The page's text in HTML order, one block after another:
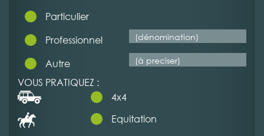
Particulier
Professionnel
Autre
VOUS PRATIQUEZ :
4x4
Equitation